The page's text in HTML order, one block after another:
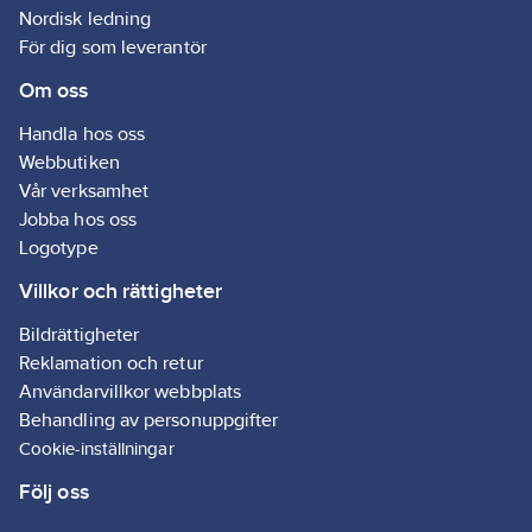
Nordisk ledning
För dig som leverantör
Om oss
Handla hos oss
Webbutiken
Vår verksamhet
Jobba hos oss
Logotype
Villkor och rättigheter
Bildrättigheter
Reklamation och retur
Användarvillkor webbplats
Behandling av personuppgifter
Cookie-inställningar
Följ oss